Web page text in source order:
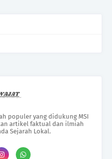
populer yang didukung MSI
artikel faktual dan ilmiah
Sejarah Lokal.